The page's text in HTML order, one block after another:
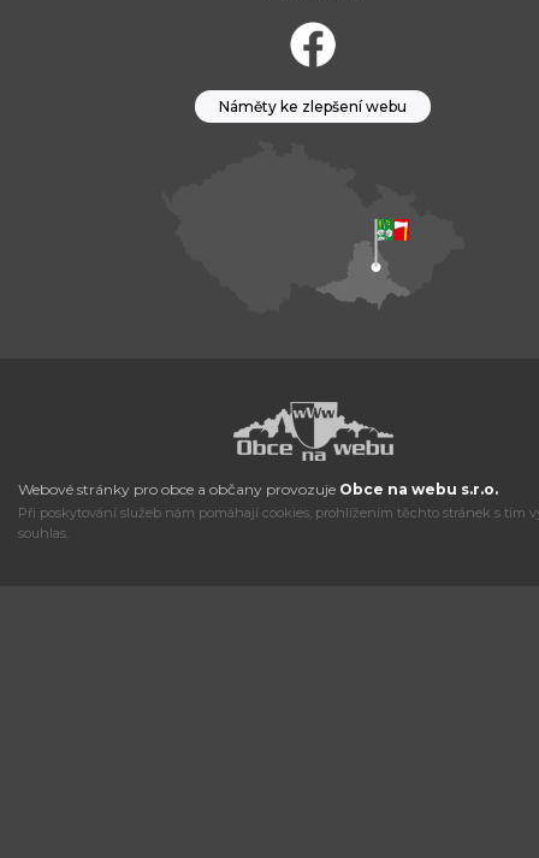
Náměty ke zlepšení webu
Webové stránky pro obce a občany provozuje Obce na webu s.r.o.
Při poskytování služeb nám pomáhají cookies, prohlížením těchto stránek s tím
souhlas.